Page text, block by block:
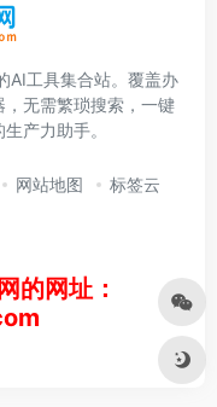
AI工具集合站。覆盖办
无需繁琐搜索，一键
产力助手。
网站地图 标签云
的网址：